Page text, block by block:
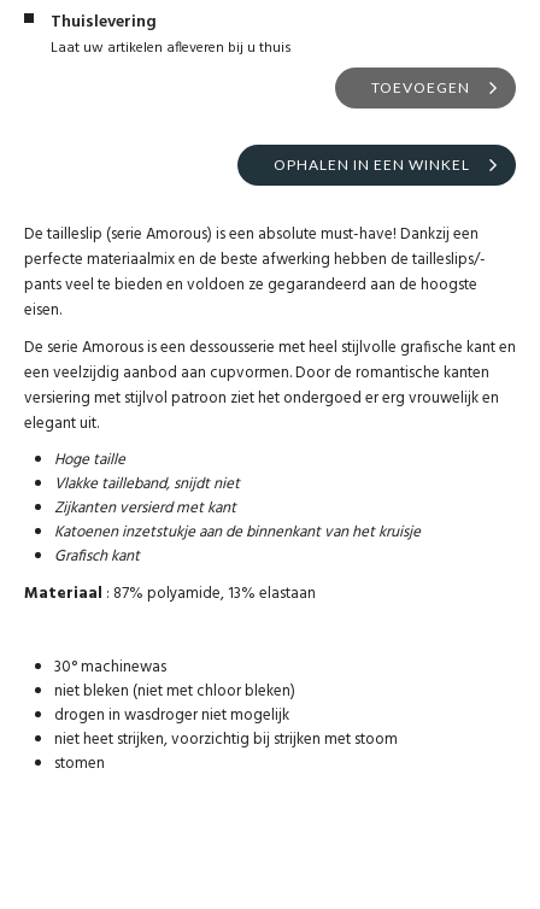
Thuislevering
Laat uw artikelen afleveren bij u thuis
TOEVOEGEN
OPHALEN IN EEN WINKEL
De tailleslip (serie Amorous) is een absolute must-have! Dankzij een
perfecte materiaalmix en de beste afwerking hebben de tailleslips/-
pants veel te bieden en voldoen ze gegarandeerd aan de hoogste
eisen.
De serie Amorous is een dessousserie met heel stijlvolle grafische kant en
een veelzijdig aanbod aan cupvormen. Door de romantische kanten
versiering met stijlvol patroon ziet het ondergoed er erg vrouwelijk en
elegant uit.
Hoge taille
Vlakke tailleband, snijdt niet
Zijkanten versierd met kant
Katoenen inzetstukje aan de binnenkant van het kruisje
Grafisch kant
Materiaal : 87% polyamide, 13% elastaan
30° machinewas
niet bleken (niet met chloor bleken)
drogen in wasdroger niet mogelijk
niet heet strijken, voorzichtig bij strijken met stoom
stomen